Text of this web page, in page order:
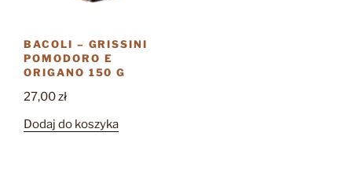
BACOLI – GRISSINI
POMODORO E
ORIGANO 150 G
27,00zł
Dodaj do koszyka